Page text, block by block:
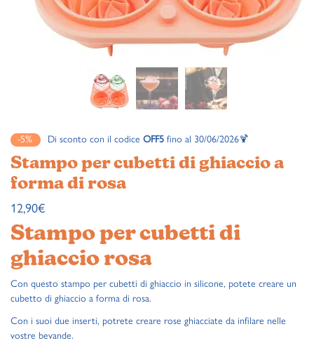
-5% Di sconto con il codice OFF5 fino al 30/06/2026🍹
Stampo per cubetti di ghiaccio a
forma di rosa
12,90€
Stampo per cubetti di
ghiaccio rosa
Con questo stampo per cubetti di ghiaccio in silicone, potete creare un
cubetto di ghiaccio a forma di rosa.
Con i suoi due inserti, potrete creare rose ghiacciate da infilare nelle
vostre bevande.